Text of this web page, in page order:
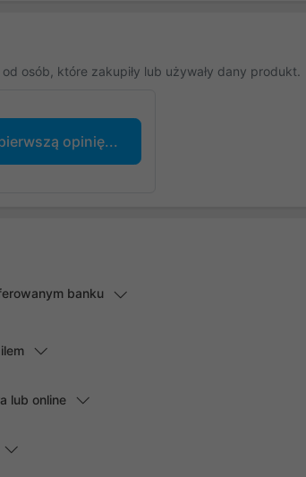
osób, które zakupiły lub używały dany produkt.
opinię...
banku
lub online